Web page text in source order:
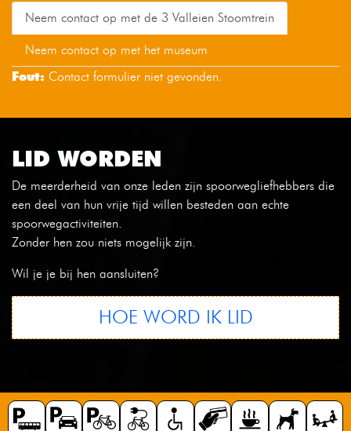
Neem contact op met de 3 Valleien Stoomtrein
Neem contact op met het museum
Fout: Contact formulier niet gevonden.
LID WORDEN
De meerderheid van onze leden zijn spoorwegliefhebbers die
een deel van hun vrije tijd willen besteden aan echte
spoorwegactiviteiten.
Zonder hen zou niets mogelijk zijn.
Wil je je bij hen aansluiten?
HOE WORD IK LID